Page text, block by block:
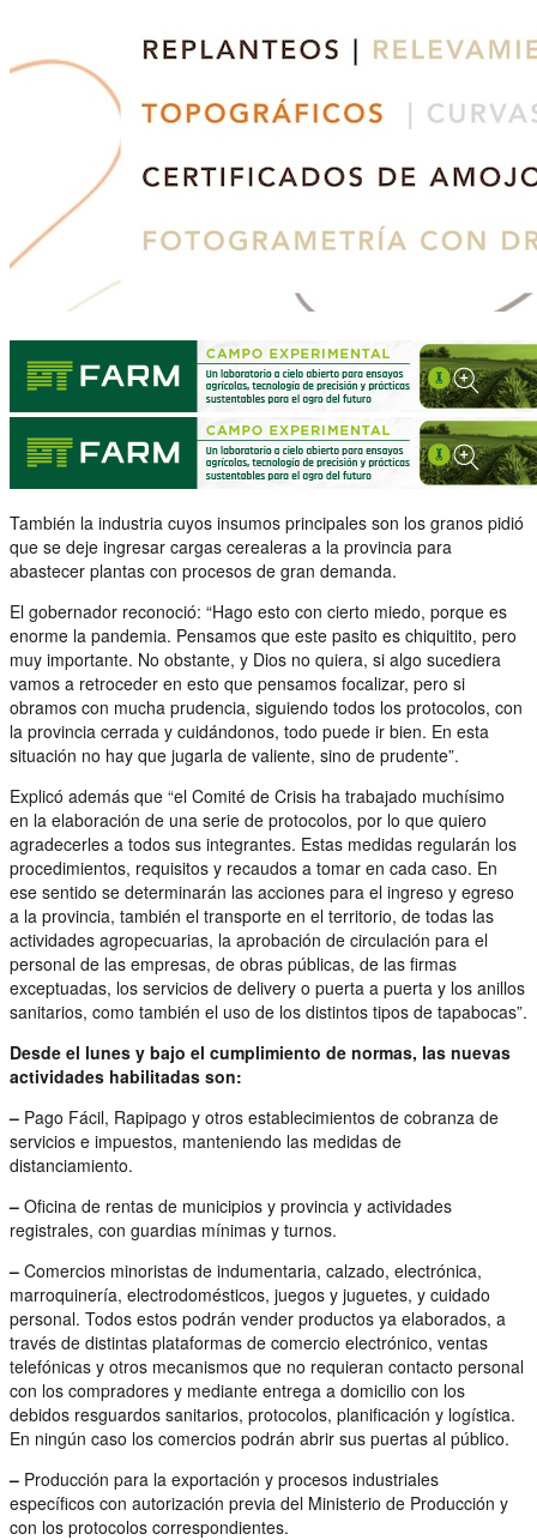
También la industria cuyos insumos principales son los granos pidió
que se deje ingresar cargas cerealeras a la provincia para
abastecer plantas con procesos de gran demanda.
El gobernador reconoció: “Hago esto con cierto miedo, porque es
enorme la pandemia. Pensamos que este pasito es chiquitito, pero
muy importante. No obstante, y Dios no quiera, si algo sucediera
vamos a retroceder en esto que pensamos focalizar, pero si
obramos con mucha prudencia, siguiendo todos los protocolos, con
la provincia cerrada y cuidándonos, todo puede ir bien. En esta
situación no hay que jugarla de valiente, sino de prudente”.
Explicó además que “el Comité de Crisis ha trabajado muchísimo
en la elaboración de una serie de protocolos, por lo que quiero
agradecerles a todos sus integrantes. Estas medidas regularán los
procedimientos, requisitos y recaudos a tomar en cada caso. En
ese sentido se determinarán las acciones para el ingreso y egreso
a la provincia, también el transporte en el territorio, de todas las
actividades agropecuarias, la aprobación de circulación para el
personal de las empresas, de obras públicas, de las firmas
exceptuadas, los servicios de delivery o puerta a puerta y los anillos
sanitarios, como también el uso de los distintos tipos de tapabocas”.
Desde el lunes y bajo el cumplimiento de normas, las nuevas
actividades habilitadas son:
– Pago Fácil, Rapipago y otros establecimientos de cobranza de
servicios e impuestos, manteniendo las medidas de
distanciamiento.
– Oficina de rentas de municipios y provincia y actividades
registrales, con guardias mínimas y turnos.
– Comercios minoristas de indumentaria, calzado, electrónica,
marroquinería, electrodomésticos, juegos y juguetes, y cuidado
personal. Todos estos podrán vender productos ya elaborados, a
través de distintas plataformas de comercio electrónico, ventas
telefónicas y otros mecanismos que no requieran contacto personal
con los compradores y mediante entrega a domicilio con los
debidos resguardos sanitarios, protocolos, planificación y logística.
En ningún caso los comercios podrán abrir sus puertas al público.
– Producción para la exportación y procesos industriales
específicos con autorización previa del Ministerio de Producción y
con los protocolos correspondientes.